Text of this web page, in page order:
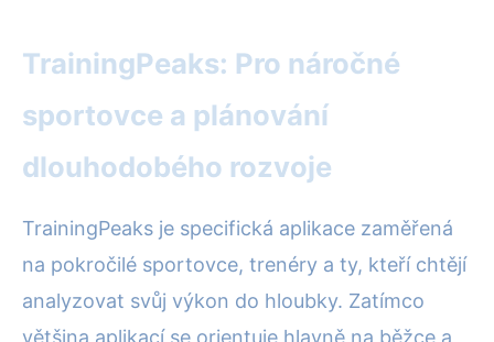
TrainingPeaks: Pro náročné
sportovce a plánování
dlouhodobého rozvoje
TrainingPeaks je specifická aplikace zaměřená
na pokročilé sportovce, trenéry a ty, kteří chtějí
analyzovat svůj výkon do hloubky. Zatímco